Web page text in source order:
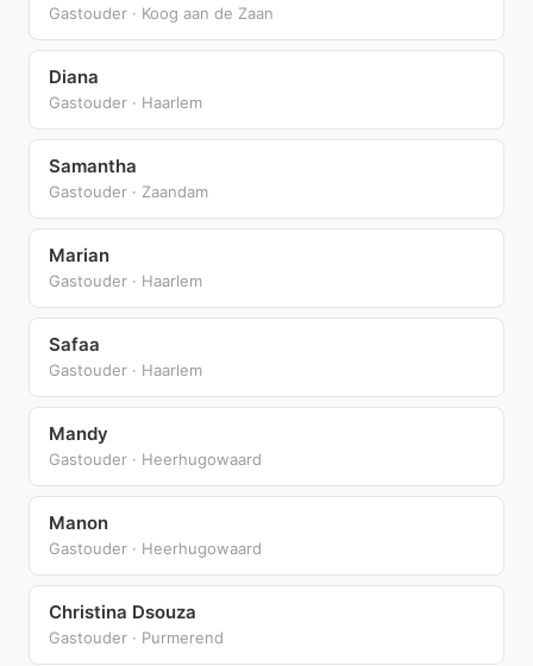
Gastouder · Koog aan de Zaan
Diana
Gastouder · Haarlem
Samantha
Gastouder · Zaandam
Marian
Gastouder · Haarlem
Safaa
Gastouder · Haarlem
Mandy
Gastouder · Heerhugowaard
Manon
Gastouder · Heerhugowaard
Christina Dsouza
Gastouder · Purmerend